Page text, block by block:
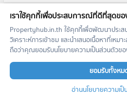
เช่าคอนโด วิช ซิกเนเจอร์ มิดทาวน์ สยา
เพชรบุรี เขต ราชเทวี กรุงเทพ CX-
@connexproperty ตอบทันที ทีมงา
1 ห้องนอน 34.4
22,000
เราใช้คุกกี้เพื่อประสบการณ์ที่ดีที่สุดข
Propertyhub.in.th ใช้คุกกี้เพื่อพัฒนาประ
วิเคราะห์การเข้าชม และนำเสนอเนื้อหาที่เห
ถือว่าคุณยอมรับนโยบายความเป็นส่วนตัวขอ
ยอมรับทั้งหม
อ่านนโยบายความเ